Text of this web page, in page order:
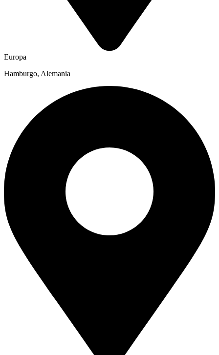
Europa
Hamburgo, Alemania